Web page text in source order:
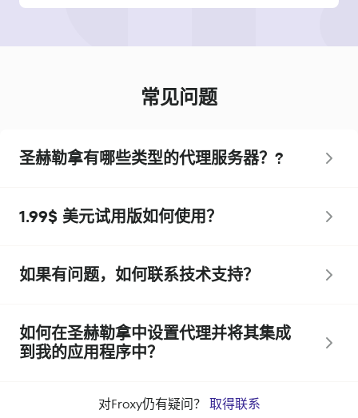
常见问题
圣赫勒拿有哪些类型的代理服务器？?
1.99$ 美元试用版如何使用？
如果有问题，如何联系技术支持？
如何在圣赫勒拿中设置代理并将其集成
到我的应用程序中？
对Froxy仍有疑问？ 取得联系